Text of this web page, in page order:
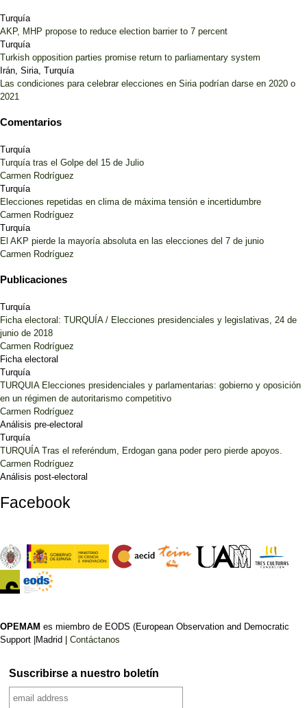
Turquía
AKP, MHP propose to reduce election barrier to 7 percent
Turquía
Turkish opposition parties promise return to parliamentary system
Irán, Siria, Turquía
Las condiciones para celebrar elecciones en Siria podrían darse en 2020 o
2021
Comentarios
Turquía
Turquía tras el Golpe del 15 de Julio
Carmen Rodríguez
Turquía
Elecciones repetidas en clima de máxima tensión e incertidumbre
Carmen Rodríguez
Turquía
El AKP pierde la mayoría absoluta en las elecciones del 7 de junio
Carmen Rodríguez
Publicaciones
Turquía
Ficha electoral: TURQUÍA / Elecciones presidenciales y legislativas, 24 de
junio de 2018
Carmen Rodríguez
Ficha electoral
Turquía
TURQUIA Elecciones presidenciales y parlamentarias: gobierno y oposición
en un régimen de autoritarismo competitivo
Carmen Rodríguez
Análisis pre-electoral
Turquía
TURQUÍA Tras el referéndum, Erdogan gana poder pero pierde apoyos.
Carmen Rodríguez
Análisis post-electoral
Facebook
OPEMAM es miembro de EODS (European Observation and Democratic
Support |Madrid | Contáctanos
Suscribirse a nuestro boletín